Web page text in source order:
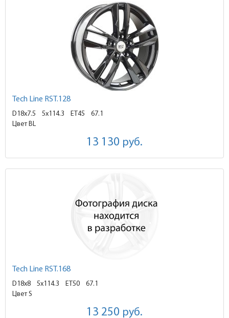
Tech Line RST.128
D18x7.5 5x114.3 ET45
67.1
Цвет BL
13 130 руб.
Tech Line RST.168
D18x8 5x114.3 ET50
67.1
Цвет S
13 250 руб.